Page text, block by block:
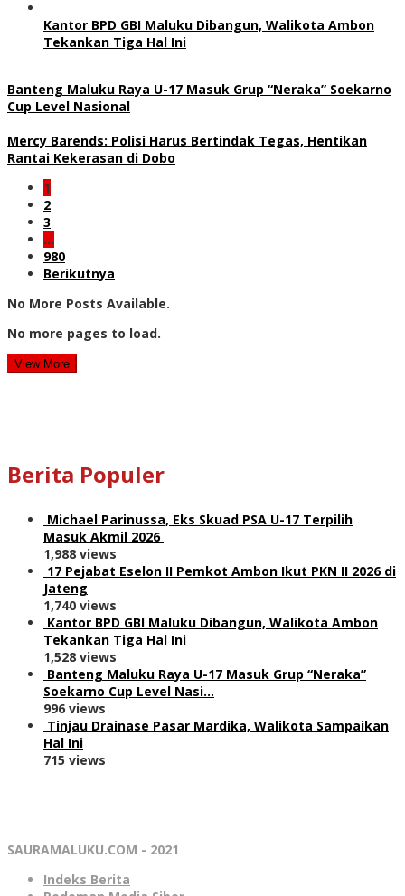
Kantor BPD GBI Maluku Dibangun, Walikota Ambon
Tekankan Tiga Hal Ini
Banteng Maluku Raya U-17 Masuk Grup “Neraka” Soekarno
Cup Level Nasional
Mercy Barends: Polisi Harus Bertindak Tegas, Hentikan
Rantai Kekerasan di Dobo
1
2
3
…
980
Berikutnya
No More Posts Available.
No more pages to load.
View More
Berita Populer
Michael Parinussa, Eks Skuad PSA U-17 Terpilih
Masuk Akmil 2026
1,988 views
17 Pejabat Eselon II Pemkot Ambon Ikut PKN II 2026 di
Jateng
1,740 views
Kantor BPD GBI Maluku Dibangun, Walikota Ambon
Tekankan Tiga Hal Ini
1,528 views
Banteng Maluku Raya U-17 Masuk Grup “Neraka”
Soekarno Cup Level Nasi…
996 views
Tinjau Drainase Pasar Mardika, Walikota Sampaikan
Hal Ini
715 views
SAURAMALUKU.COM - 2021
Indeks Berita